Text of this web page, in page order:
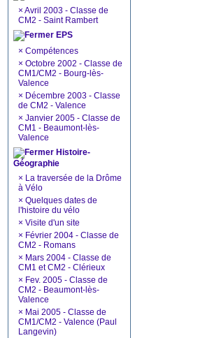
× Avril 2003 - Classe de
CM2 - Saint Rambert
EPS
× Compétences
× Octobre 2002 - Classe de
CM1/CM2 - Bourg-lès-
Valence
× Décembre 2003 - Classe
de CM2 - Valence
× Janvier 2005 - Classe de
CM1 - Beaumont-lès-
Valence
Histoire-
Géographie
× La traversée de la Drôme
à Vélo
× Quelques dates de
l'histoire du vélo
× Visite d'un site
× Février 2004 - Classe de
CM2 - Romans
× Mars 2004 - Classe de
CM1 et CM2 - Clérieux
× Fev. 2005 - Classe de
CM2 - Beaumont-lès-
Valence
× Mai 2005 - Classe de
CM1/CM2 - Valence (Paul
Langevin)